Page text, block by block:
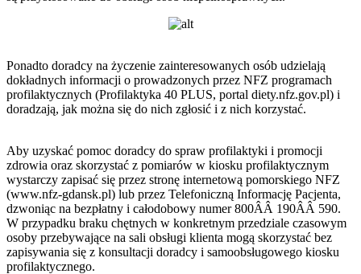
Ponadto doradcy na życzenie zainteresowanych osób udzielają
dokładnych informacji o prowadzonych przez NFZ programach
profilaktycznych (Profilaktyka 40 PLUS, portal diety.nfz.gov.pl) i
doradzają, jak można się do nich zgłosić i z nich korzystać.
Aby uzyskać pomoc doradcy do spraw profilaktyki i promocji
zdrowia oraz skorzystać z pomiarów w kiosku profilaktycznym
wystarczy zapisać się przez stronę internetową pomorskiego NFZ
(www.nfz-gdansk.pl) lub przez Telefoniczną Informację Pacjenta,
dzwoniąc na bezpłatny i całodobowy numer 800ÂÂ 190ÂÂ 590.
W przypadku braku chętnych w konkretnym przedziale czasowym
osoby przebywające na sali obsługi klienta mogą skorzystać bez
zapisywania się z konsultacji doradcy i samoobsługowego kiosku
profilaktycznego.